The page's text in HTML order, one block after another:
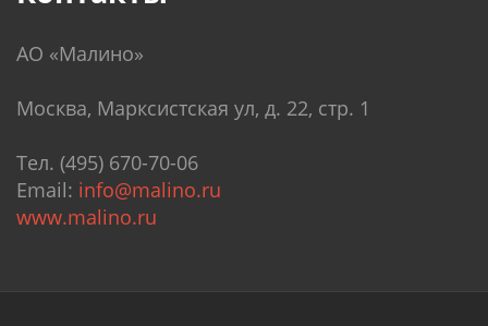
АО «Малино»
Москва, Марксистская ул, д. 22, стр. 1
Тел. (495) 670-70-06
Email: info@malino.ru
www.malino.ru